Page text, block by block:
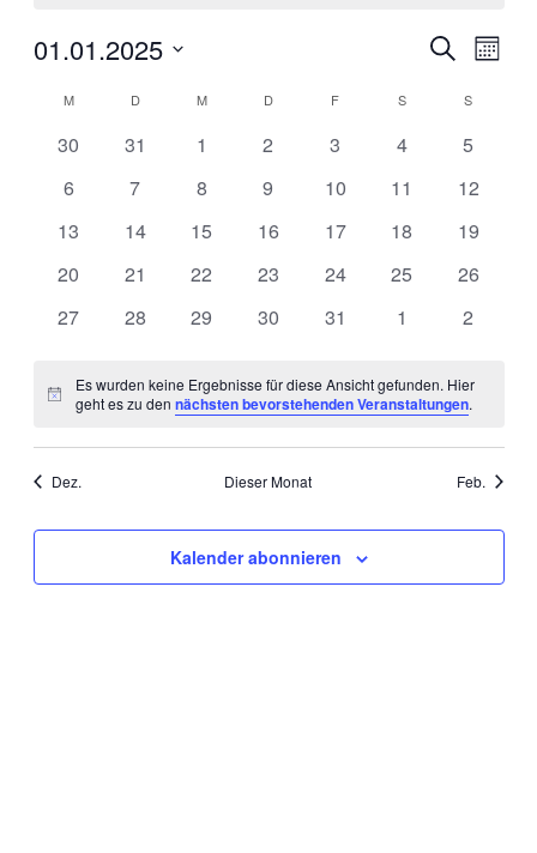
und
Suche
Monat
01.01.2025
wählen.
Kalender
von
M MONTAGDDIENSTAG
M MITTWOCH
D DONNERSTAG
F SSAMSTAGS
0
30
0
31
0
1
0
2
0
3
0
4
0
5
0
6
0
7
0
8
0
9
0
10
0
11
0
12
0
13
0
14
0
15
0
16
0
17
0
18
0
19
0
20
0
21
0
22
0
23
0
24
0
25
0
26
0
27
0
28
0
29
0
30
0
31
0
1
0
2
Hinweis
Es wurden keine Ergebnisse für diese Ansicht gefunden. Hier
geht es zu den nächsten bevorstehenden Veranstaltungen.
Dez. Dieser Monat Feb.
Kalender abonnieren